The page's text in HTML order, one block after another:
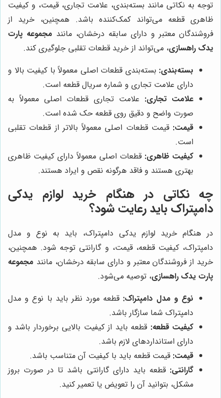
توجه به نکاتی مانند بسته‌بندی، علامت تجاری، قیمت، و کیفیت
ظاهری قطعه می‌تواند کمک‌کننده باشد. همچنین، خرید از
فروشندگان معتبر و دارای سابقه درخشان، مانند مجموعه پارت
یدک راهسازی، می‌تواند از خرید قطعات تقلبی جلوگیری کند.
بسته‌بندی: بسته‌بندی قطعات اصلی معمولاً با کیفیت بالا و
دارای علامت تجاری و شماره سریال قطعه است.
علامت تجاری: علامت تجاری قطعات اصلی معمولاً به
صورت واضح و دقیق روی قطعه حک شده است.
قیمت: قیمت قطعات اصلی معمولاً بالاتر از قطعات تقلبی
است.
کیفیت ظاهری: قطعات اصلی معمولاً دارای کیفیت ظاهری
بهتری هستند و فاقد هرگونه نقص و ایراد هستند.
چه نکاتی در هنگام خرید لوازم یدکی
دامپتراک باید رعایت شود؟
در هنگام خرید لوازم یدکی دامپتراک، باید به نوع و مدل
دامپتراک، کیفیت قطعه، قیمت، و گارانتی توجه شود. همچنین،
خرید از فروشندگان معتبر و دارای سابقه درخشان، مانند مجموعه
پارت یدک راهسازی، توصیه می‌شود.
نوع و مدل دامپتراک: قطعه مورد نظر باید با نوع و مدل
دامپتراک شما سازگار باشد.
کیفیت قطعه: قطعه باید از کیفیت بالایی برخوردار باشد و
دارای استاندارد‌های لازم باشد.
قیمت: قیمت قطعه باید با کیفیت آن متناسب باشد.
گارانتی: قطعه باید دارای گارانتی باشد تا در صورت بروز
مشکل، بتوانید آن را تعویض یا تعمیر کنید.